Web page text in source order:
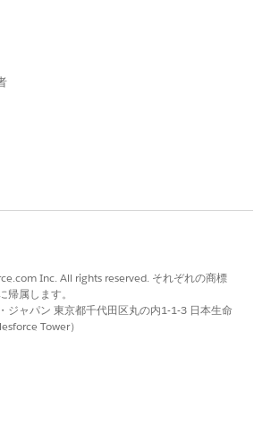
クトの関係を「主従関係」から
あるため、カスタムオブジェクト
についてさらに調査するためには、
問題は解決されましたか?
お待ちしております。
はい
Inc. All rights reserved. それぞれの商標
属します。
ジャパン 東京都千代田区丸の内1-1-3 日本生命
Tower）